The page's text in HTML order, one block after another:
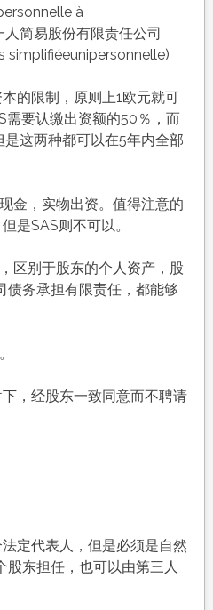
à
简易股份有限责任公司
simplifiéeunipersonnelle)
的限制，原则上1欧元就可
需要认缴出资额的50％，而
这两种都可以在5年内全部
金，实物出资。值得注意的
是SAS则不可以。
区别于股东的个人资产，股
债务承担有限责任，都能够
，经股东一致同意而不聘请
定代表人，但是必须是自然
股东担任，也可以由第三人